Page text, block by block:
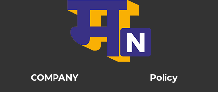
COMPANY Policy